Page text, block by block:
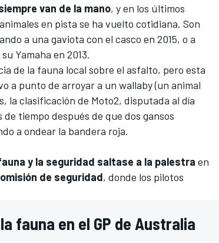
van de la mano, y en los últimos
en pista se ha vuelto cotidiana. Son
a una gaviota con el casco en 2015, o a
Yamaha en 2013.
de la fauna local sobre el asfalto, pero esta
a punto de arroyar a un wallaby(un animal
la clasificación de Moto2, disputada al día
tiempo después de que dos gansos
a ondear la bandera roja.
y la seguridad saltase a la palestra en
de seguridad, donde los pilotos
fauna en el GP de Australia